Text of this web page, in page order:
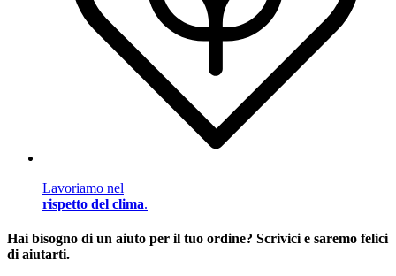
Lavoriamo nel
rispetto del clima.
Hai bisogno di un aiuto per il tuo ordine? Scrivici e saremo felici
di aiutarti.